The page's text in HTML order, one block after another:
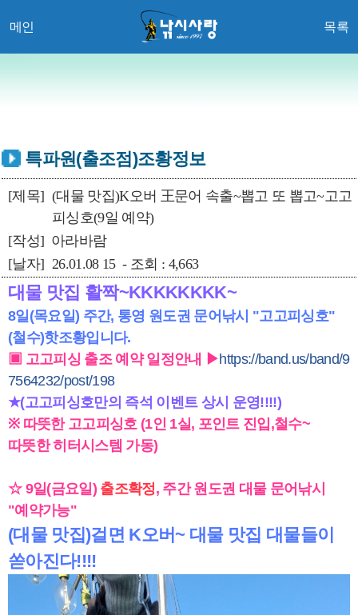
메인 목록
특파원(출조점)조황정보
[제목] (대물 맛집)K오버 王문어 속출~뽑고 또 뽑고~고고
피싱호(9일 예약)
[작성] 아라바람
[날자] 26.01.08 15 - 조회 : 4,663
대물 맛집 활짝~KKKKKKKK~
8일(목요일) 주간, 통영 원도권 문어낚시 "고고피싱호"
(철수)핫조황입니다.
▣ 고고피싱 출조 예약 일정안내 ▶https://band.us/band/9
7564232/post/198
★(고고피싱호만의 즉석 이벤트 상시 운영!!!!)
※ 따뜻한 고고피싱호 (1인 1실, 포인트 진입,철수~
따뜻한 히터시스템 가동)
☆ 9일(금요일) 출조확정, 주간 원도권 대물 문어낚시
"예약가능"
(대물 맛집)걸면 K오버~ 대물 맛집 대물들이
쏟아진다!!!!